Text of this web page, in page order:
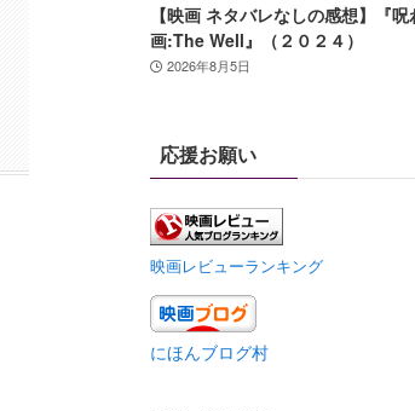
【映画 ネタバレなしの感想】『
画:The Well』（２０２４）
2026年8月5日
応援お願い
映画レビューランキング
にほんブログ村